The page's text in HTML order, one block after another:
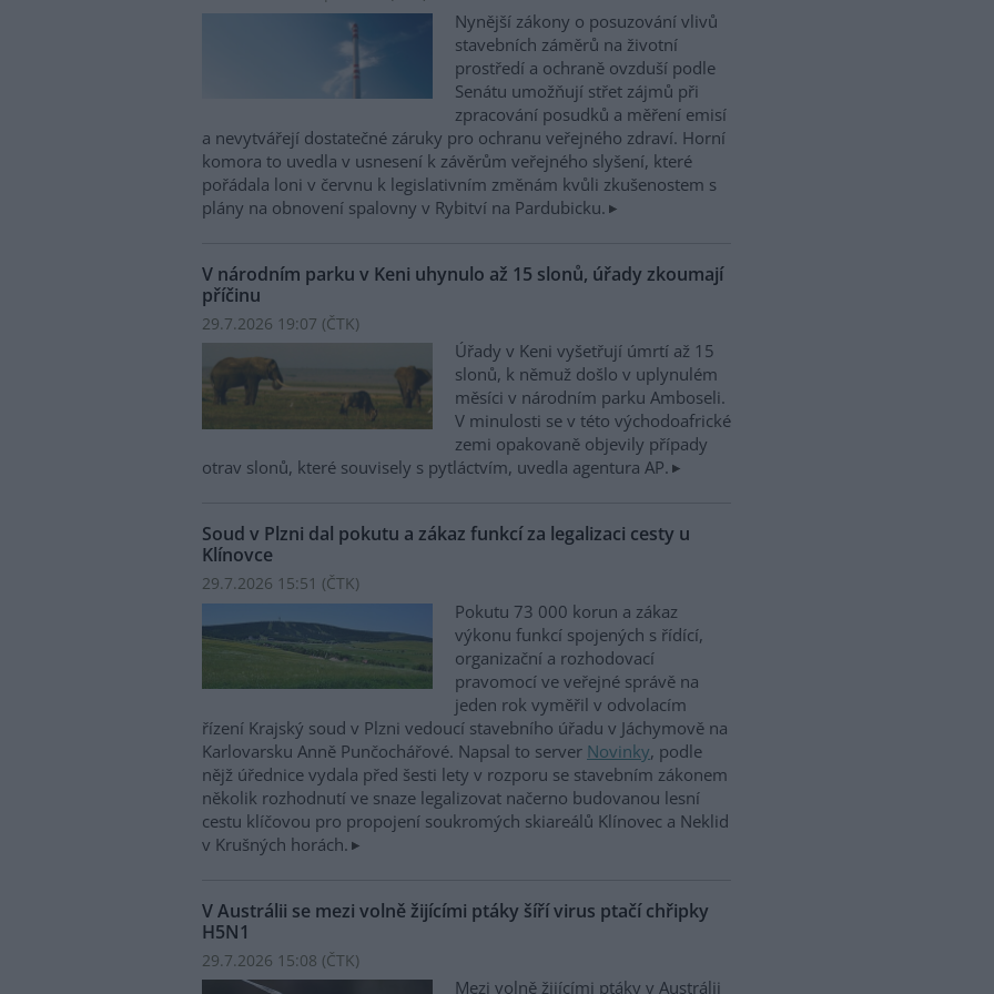
Nynější zákony o posuzování vlivů
stavebních záměrů na životní
prostředí a ochraně ovzduší podle
Senátu umožňují střet zájmů při
zpracování posudků a měření emisí
a nevytvářejí dostatečné záruky pro ochranu veřejného zdraví. Horní
komora to uvedla v usnesení k závěrům veřejného slyšení, které
pořádala loni v červnu k legislativním změnám kvůli zkušenostem s
plány na obnovení spalovny v Rybitví na Pardubicku.
V národním parku v Keni uhynulo až 15 slonů, úřady zkoumají
příčinu
29.7.2026 19:07 (ČTK)
Úřady v Keni vyšetřují úmrtí až 15
slonů, k němuž došlo v uplynulém
měsíci v národním parku Amboseli.
V minulosti se v této východoafrické
zemi opakovaně objevily případy
otrav slonů, které souvisely s pytláctvím, uvedla agentura AP.
Soud v Plzni dal pokutu a zákaz funkcí za legalizaci cesty u
Klínovce
29.7.2026 15:51 (ČTK)
Pokutu 73 000 korun a zákaz
výkonu funkcí spojených s řídící,
organizační a rozhodovací
pravomocí ve veřejné správě na
jeden rok vyměřil v odvolacím
řízení Krajský soud v Plzni vedoucí stavebního úřadu v Jáchymově na
Karlovarsku Anně Punčochářové. Napsal to server Novinky, podle
nějž úřednice vydala před šesti lety v rozporu se stavebním zákonem
několik rozhodnutí ve snaze legalizovat načerno budovanou lesní
cestu klíčovou pro propojení soukromých skiareálů Klínovec a Neklid
v Krušných horách.
V Austrálii se mezi volně žijícími ptáky šíří virus ptačí chřipky
H5N1
29.7.2026 15:08 (ČTK)
Mezi volně žijícími ptáky v Austrálii